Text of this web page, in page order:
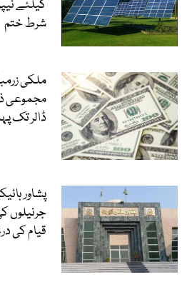
کیلئے
شرط ختم
ملکی
ڈالر تک
جرنیلوں
قیام کی